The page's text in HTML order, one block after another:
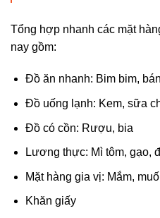
Tổng hợp nhanh các mặt
nay gồm:
Đồ ăn nhanh: Bim bim,
Đồ uống lạnh: Kem, sữa
Đồ có cồn: Rượu, bia
Lương thực: Mì tôm, gạo,
Mặt hàng gia vị: Mắm,
Khăn giấy